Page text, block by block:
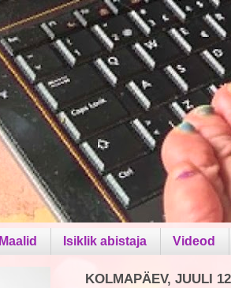
Maalid Isiklik abistaja Videod
KOLMAPÄEV, JUULI